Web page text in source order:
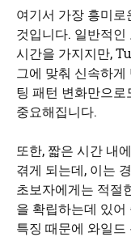
여기서 가장 흥미
것입니다. 일반적
시간을 가지지만,
그에 맞춰 신속하
팅 패턴 변화만으
중요해집니다.
또한, 짧은 시간 내
겪게 되는데, 이는
초보자에게는 적절
을 확립하는데 있
특징 때문에 와일